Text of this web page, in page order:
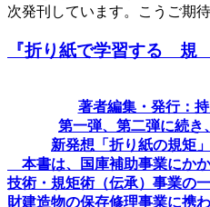
次発刊しています。こうご期待
『折り紙で学習する
著者編集・発行：
第一弾、第二弾に続き
新発想「折り紙の規矩
本書は、国庫補助事業にか
技術・規矩術（伝承）事業の
財建造物の保存修理事業に携